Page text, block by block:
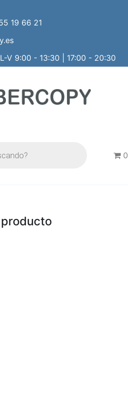
19 66 21
L-V 9:00 - 13:30 | 17:00 - 20:30
0